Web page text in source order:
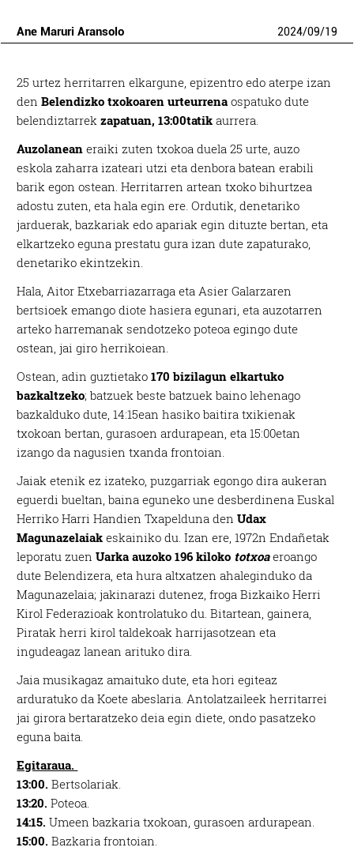
Ane Maruri Aransolo 2024/09/19
25 urtez herritarren elkargune, epizentro edo aterpe izan
denBelendizko txokoaren urteurrena ospatuko dute
belendiztarrek zapatuan, 13:00tatik aurrera.
Auzolanean eraiki zuten txokoa duela 25 urte, auzo
eskola zaharra izateari utzi eta denbora batean erabili
barik egon ostean. Herritarren artean txoko bihurtzea
adostu zuten, eta hala egin ere. Ordutik, denetariko
jarduerak, bazkariak edo apariak egin dituzte bertan, eta
elkartzeko eguna prestatu gura izan dute zapaturako,
denetariko ekintzekin.
Hala, Aitor Etxebarriazarraga eta Asier Galarzaren
bertsioek emango diote hasiera egunari, eta auzotarren
arteko harremanak sendotzeko poteoa egingo dute
ostean, jai giro herrikoiean.
Ostean, adin guztietako 170 bizilagun elkartuko
bazkaltzeko; batzuek beste batzuek baino lehenago
bazkalduko dute, 14:15ean hasiko baitira txikienak
txokoan bertan, gurasoen ardurapean, eta 15:00etan
izango da nagusien txanda frontoian.
Jaiak etenik ez izateko, puzgarriak egongo dira aukeran
eguerdi bueltan, baina eguneko une desberdinena Euskal
Herriko Harri Handien Txapelduna denUdax
Magunazelaiak eskainiko du. Izan ere, 1972n Endañetak
leporatu zuenUarka auzoko 196 kiloko totxoaeroango
dute Belendizera, eta hura altxatzen ahaleginduko da
Magunazelaia; jakinarazi dutenez, froga Bizkaiko Herri
Kirol Federazioak kontrolatuko du. Bitartean, gainera,
Piratak herri kirol taldekoak harrijasotzean eta
ingudeagaz lanean arituko dira.
Jaia musikagaz amaituko dute, eta hori egiteaz
arduratuko da Koete abeslaria. Antolatzaileek herritarrei
jai girora bertaratzeko deia egin diete, ondo pasatzeko
eguna baita.
Egitaraua.
13:00. Bertsolariak.
13:20. Poteoa.
14:15. Umeen bazkaria txokoan, gurasoen ardurapean.
15:00. Bazkaria frontoian.